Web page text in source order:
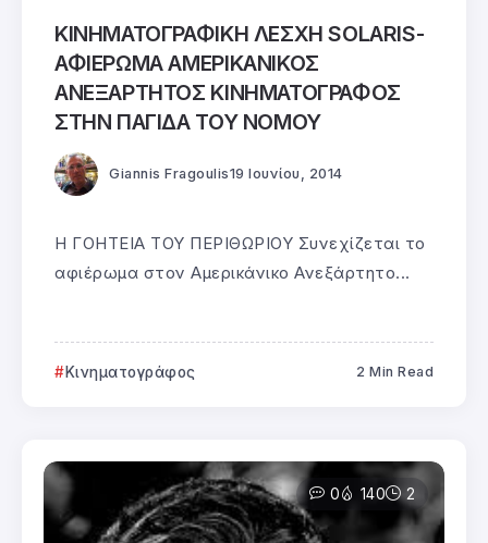
ΚΙΝΗΜΑΤΟΓΡΑΦΙΚΗ ΛΕΣΧΗ SOLARIS-
ΑΦΙΕΡΩΜΑ ΑΜΕΡΙΚΑΝΙΚΟΣ
ΑΝΕΞΑΡΤΗΤΟΣ ΚΙΝΗΜΑΤΟΓΡΑΦΟΣ
ΣΤΗΝ ΠΑΓΙΔΑ ΤΟΥ ΝΟΜΟΥ
Giannis Fragoulis19 Ιουνίου, 2014
Η ΓΟΗΤΕΙΑ ΤΟΥ ΠΕΡΙΘΩΡΙΟΥ Συνεχίζεται το
αφιέρωμα στον Αμερικάνικο Ανεξάρτητο...
Κινηματογράφος 2 Min Read
0 140 2